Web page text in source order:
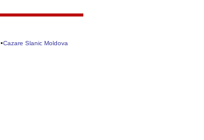
•Cazare Slanic Moldova